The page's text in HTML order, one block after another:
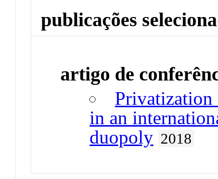
publicações
artigo de
in an
duopoly 2018